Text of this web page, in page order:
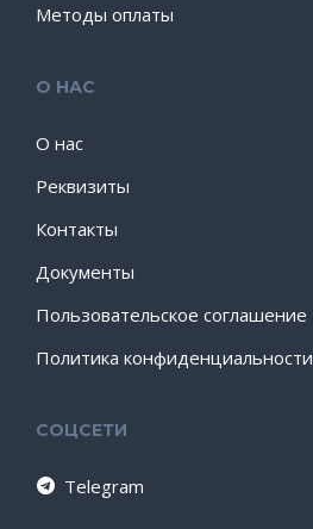
Методы оплаты
О НАС
О нас
Реквизиты
Контакты
Документы
Пользовательское соглашение
Политика конфиденциальности
СОЦСЕТИ
Telegram